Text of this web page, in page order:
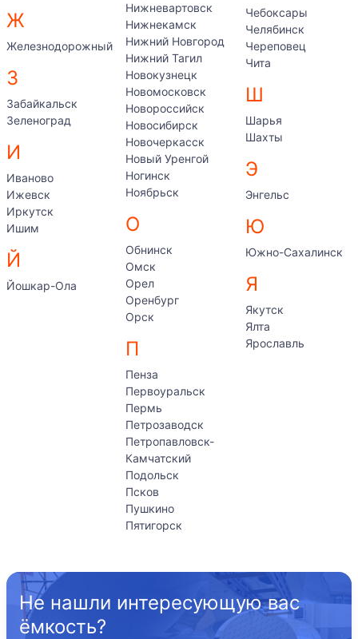
Ж
Железнодорожный
З
Забайкальск
Зеленоград
И
Иваново
Ижевск
Иркутск
Ишим
Й
Йошкар-Ола
Нижневартовск
Нижнекамск
Нижний Новгород
Нижний Тагил
Новокузнецк
Новомосковск
Новороссийск
Новосибирск
Новочеркасск
Новый Уренгой
Ногинск
Ноябрьск
О
Обнинск
Омск
Орел
Оренбург
Орск
П
Пенза
Первоуральск
Пермь
Петрозаводск
Петропавловск-
Камчатский
Подольск
Псков
Пушкино
Пятигорск
Чебоксары
Челябинск
Череповец
Чита
Ш
Шарья
Шахты
Э
Энгельс
Ю
Южно-Сахалинск
Я
Якутск
Ялта
Ярославль
Не нашли интересующую вас
ёмкость?